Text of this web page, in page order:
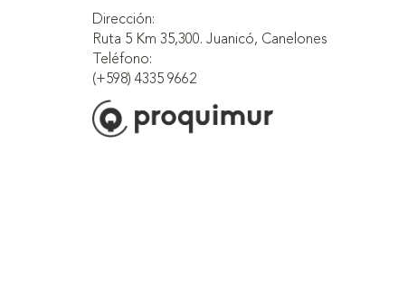
Dirección:
Ruta 5 Km 35,300. Juanicó, Canelones
Teléfono:
(+598) 4335 9662